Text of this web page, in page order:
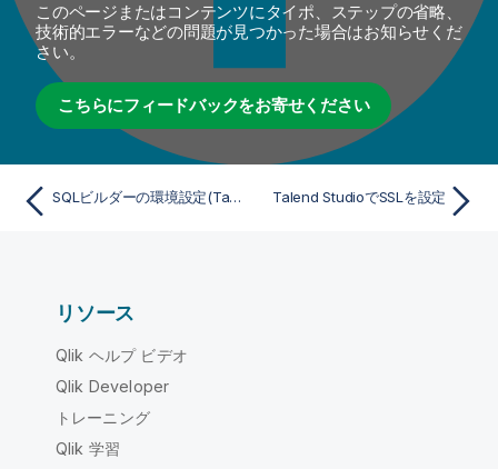
このページまたはコンテンツにタイポ、ステップの省略、
技術的エラーなどの問題が見つかった場合はお知らせくだ
さい。
こちらにフィードバックをお寄せください
SQLビルダーの環境設定(Talend > Specific Settings) Talend StudioでSSLを設定
リソース
Qlik ヘルプ ビデオ
Qlik Developer
トレーニング
Qlik 学習